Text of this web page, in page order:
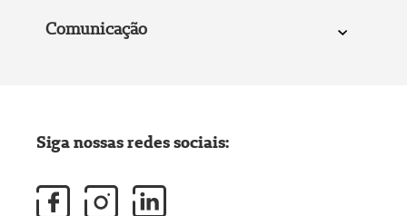
Comunicação
Siga nossas redes sociais: